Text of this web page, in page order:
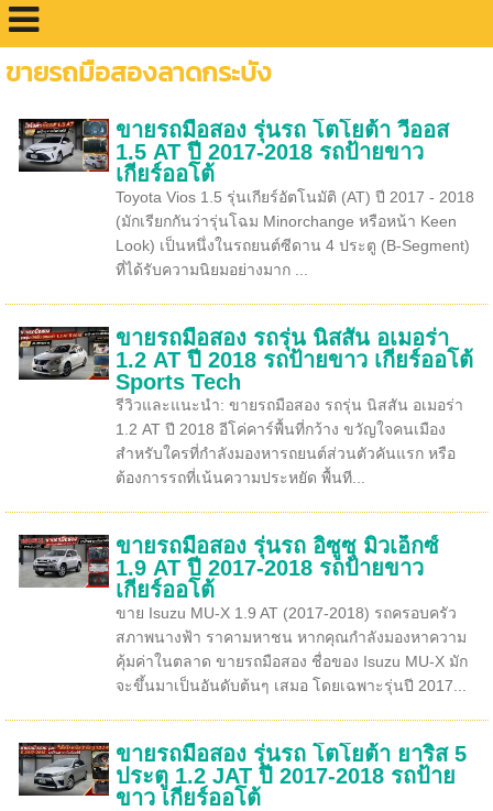
ขายรถมือสองลาดกระบัง
ขายรถมือสอง รุ่นรถ โตโยต้า วีออส
1.5 AT ปี 2017-2018 รถป้ายขาว
เกียร์ออโต้
Toyota Vios 1.5 รุ่นเกียร์อัตโนมัติ (AT) ปี 2017 - 2018
(มักเรียกกันว่ารุ่นโฉม Minorchange หรือหน้า Keen
Look) เป็นหนึ่งในรถยนต์ซีดาน 4 ประตู (B-Segment)
ที่ได้รับความนิยมอย่างมาก ...
ขายรถมือสอง รถรุ่น นิสสัน อเมอร่า
1.2 AT ปี 2018 รถป้ายขาว เกียร์ออโต้
Sports Tech
รีวิวและแนะนำ: ขายรถมือสอง รถรุ่น นิสสัน อเมอร่า
1.2 AT ปี 2018 อีโค่คาร์พื้นที่กว้าง ขวัญใจคนเมือง
สำหรับใครที่กำลังมองหารถยนต์ส่วนตัวคันแรก หรือ
ต้องการรถที่เน้นความประหยัด พื้นที...
ขายรถมือสอง รุ่นรถ อิซูซุ มิวเอ็กซ์
1.9 AT ปี 2017-2018 รถป้ายขาว
เกียร์ออโต้
ขาย Isuzu MU-X 1.9 AT (2017-2018) รถครอบครัว
สภาพนางฟ้า ราคามหาชน หากคุณกำลังมองหาความ
คุ้มค่าในตลาด ขายรถมือสอง ชื่อของ Isuzu MU-X มัก
จะขึ้นมาเป็นอันดับต้นๆ เสมอ โดยเฉพาะรุ่นปี 2017...
ขายรถมือสอง รุ่นรถ โตโยต้า ยาริส 5
ประตู 1.2 JAT ปี 2017-2018 รถป้าย
ขาว เกียร์ออโต้